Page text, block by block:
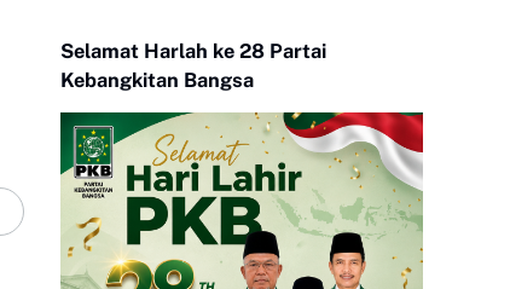
Selamat Harlah ke 28 Partai
Kebangkitan Bangsa